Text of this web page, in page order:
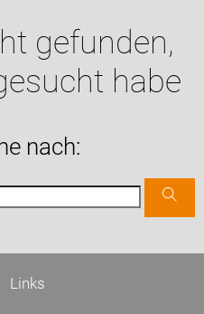
gefunden,
habe
nach:
Links